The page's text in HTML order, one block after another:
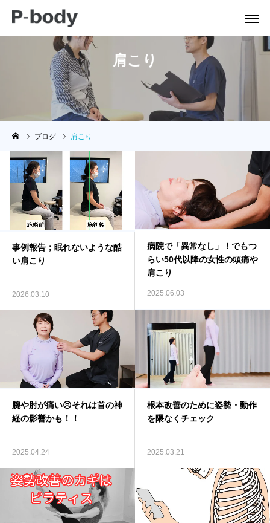
肩こり
ブログ 肩こり
事例報告；眠れないような酷
い肩こり
2026.03.10
病院で「異常なし」！でもつ
らい50代以降の女性の頭痛や
肩こり
2025.06.03
腕や肘が痛い😣それは首の神
経の影響かも！！
2025.04.24
根本改善のために姿勢・動作
を隈なくチェック
2025.03.21
公式LINE Instagram
ご予約 電話
ホーム
P-bodyについて
お知らせ
症状別案内
施術の流れ
お客様の声
料金表
お問い合わせ
アクセス
ブログ